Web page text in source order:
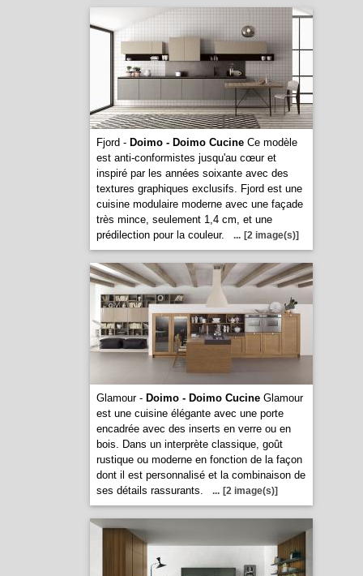
Fjord - Doimo - Doimo CucineCe modèle
est anti-conformistes jusqu'au cœur et
inspiré par les années soixante avec des
textures graphiques exclusifs. Fjord est une
cuisine modulaire moderne avec une façade
très mince, seulement 1,4 cm, et une
prédilection pour la couleur.
... [2 image(s)]
Glamour - Doimo - Doimo CucineGlamour
est une cuisine élégante avec une porte
encadrée avec des inserts en verre ou en
bois. Dans un interprète classique, goût
rustique ou moderne en fonction de la façon
dont il est personnalisé et la combinaison de
ses détails rassurants.
... [2 image(s)]